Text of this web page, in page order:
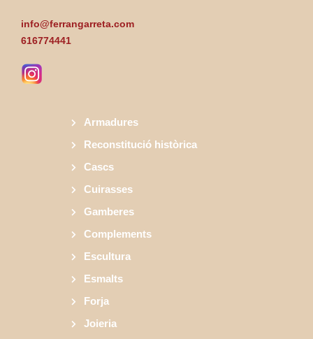
info@ferrangarreta.com
616774441
Armadures
Reconstitució històrica
Cascs
Cuirasses
Gamberes
Complements
Escultura
Esmalts
Forja
Joieria